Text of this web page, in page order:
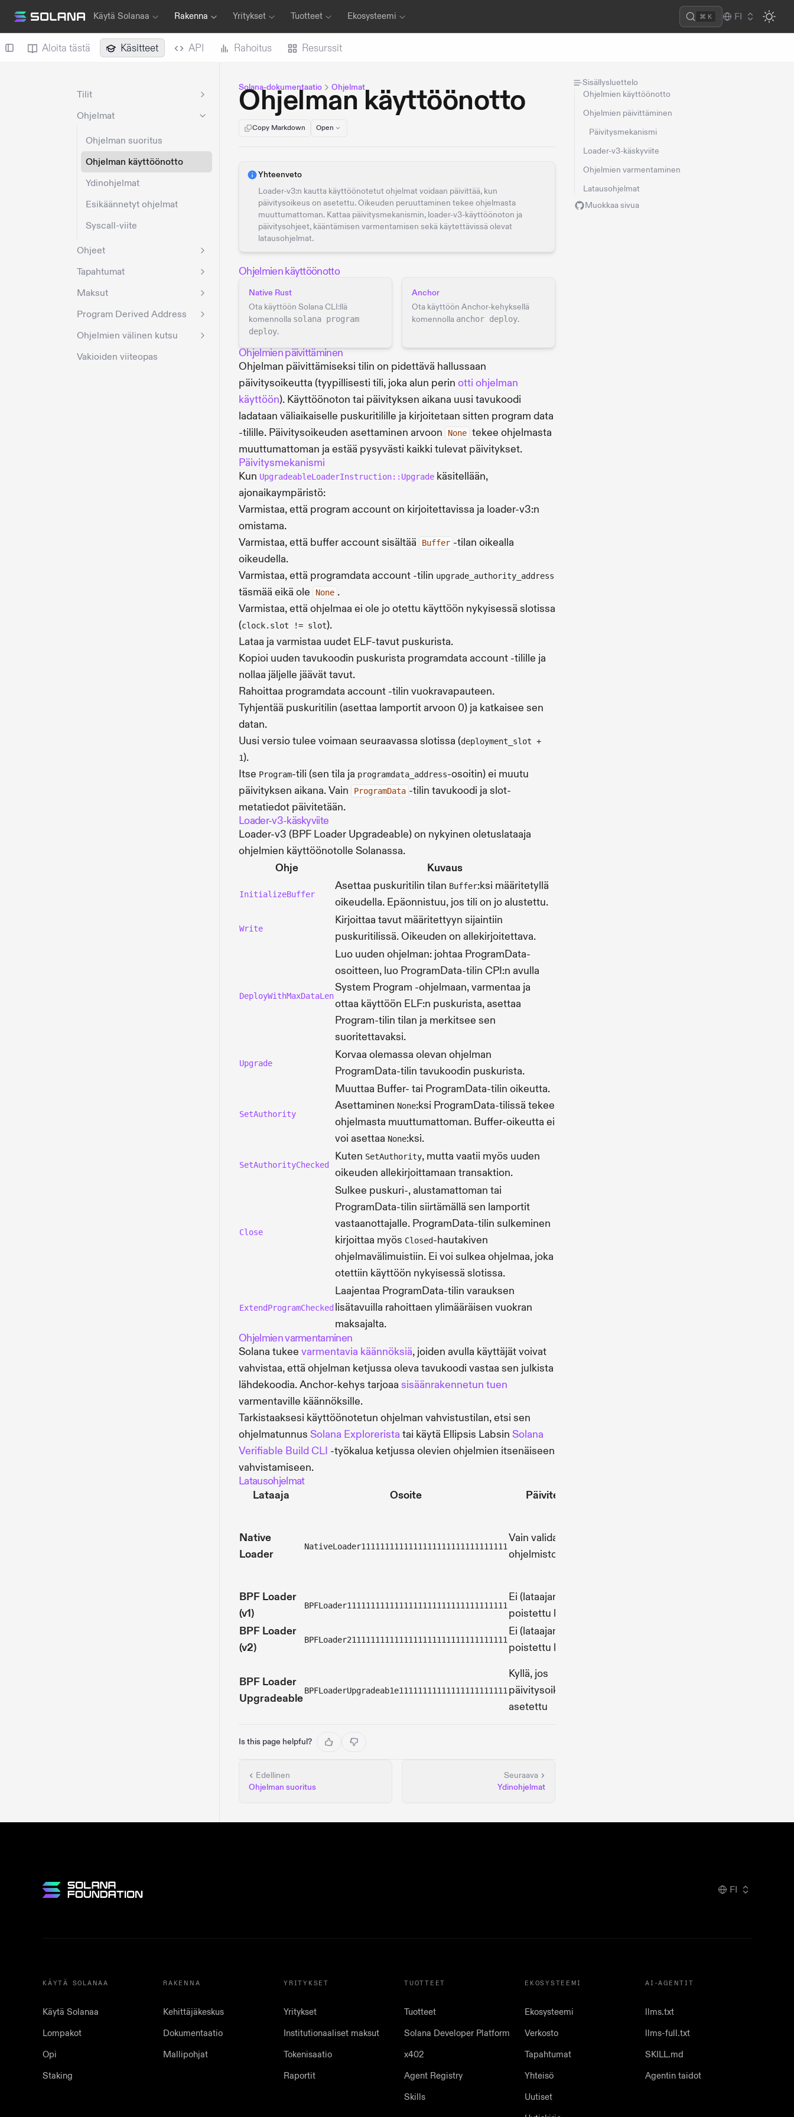
Käytä Solanaa Rakenna Yritykset Tuotteet Ekosysteemi ⌘ K FI
Aloita tästä Käsitteet API Rahoitus Resurssit
Tilit
Ohjelmat
Ohjelman suoritus
Ohjelman käyttöönotto
Ydinohjelmat
Esikäännetyt ohjelmat
Syscall-viite
Ohjeet
Tapahtumat
Maksut
Program Derived Address
Ohjelmien välinen kutsu
Vakioiden viiteopas
Solana-dokumentaatio Ohjelmat
Ohjelman käyttöönotto
Copy Markdown Open
Yhteenveto
Loader-v3:n kautta käyttöönotetut ohjelmat voidaan päivittää, kun
päivitysoikeus on asetettu. Oikeuden peruuttaminen tekee ohjelmasta
muuttumattoman. Kattaa päivitysmekanismin, loader-v3-käyttöönoton ja
päivitysohjeet, kääntämisen varmentamisen sekä käytettävissä olevat
latausohjelmat.
Ohjelmien käyttöönotto
Native Rust
Ota käyttöön Solana CLI:llä
komennolla solana program
deploy.
Anchor
Ota käyttöön Anchor-kehyksellä
komennolla anchor deploy.
Ohjelmien päivittäminen
Ohjelman päivittämiseksi tilin on pidettävä hallussaan
päivitysoikeutta (tyypillisesti tili, joka alun perin otti ohjelman
käyttöön). Käyttöönoton tai päivityksen aikana uusi tavukoodi
ladataan väliaikaiselle puskuritilille ja kirjoitetaan sitten program data
-tilille. Päivitysoikeuden asettaminen arvoon
None tekee ohjelmasta
muuttumattoman ja estää pysyvästi kaikki tulevat päivitykset.
Päivitysmekanismi
Kun UpgradeableLoaderInstruction::Upgrade käsitellään,
ajonaikaympäristö:
Varmistaa, että program account on kirjoitettavissa ja loader-v3:n
omistama.
Varmistaa, että buffer account sisältää
Buffer -tilan oikealla
oikeudella.
Varmistaa, että programdata account -tilin upgrade_authority_address
täsmää eikä ole None .
Varmistaa, että ohjelmaa ei ole jo otettu käyttöön nykyisessä slotissa
(clock.slot != slot).
Lataa ja varmistaa uudet ELF-tavut puskurista.
Kopioi uuden tavukoodin puskurista programdata account -tilille ja
nollaa jäljelle jäävät tavut.
Rahoittaa programdata account -tilin vuokravapauteen.
Tyhjentää puskuritilin (asettaa lamportit arvoon 0) ja katkaisee sen
datan.
Uusi versio tulee voimaan seuraavassa slotissa (deployment_slot +
1).
Itse Program-tili (sen tila ja programdata_address-osoitin) ei muutu
päivityksen aikana. Vain
ProgramData -tilin tavukoodi ja slot-
metatiedot päivitetään.
Loader-v3-käskyviite
Loader-v3 (BPF Loader Upgradeable) on nykyinen oletuslataaja
ohjelmien käyttöönotolle Solanassa.
Ohje
Kuvaus
InitializeBuffer
Asettaa puskuritilin tilan Buffer:ksi määritetyllä
oikeudella. Epäonnistuu, jos tili on jo alustettu.
Write
Kirjoittaa tavut määritettyyn sijaintiin
puskuritilissä. Oikeuden on allekirjoitettava.
DeployWithMaxDataLen
Luo uuden ohjelman: johtaa ProgramData-
osoitteen, luo ProgramData-tilin CPI:n avulla
System Program -ohjelmaan, varmentaa ja
ottaa käyttöön ELF:n puskurista, asettaa
Program-tilin tilan ja merkitsee sen
suoritettavaksi.
Upgrade
Korvaa olemassa olevan ohjelman
ProgramData-tilin tavukoodin puskurista.
SetAuthority
Muuttaa Buffer- tai ProgramData-tilin oikeutta.
Asettaminen None:ksi ProgramData-tilissä tekee
ohjelmasta muuttumattoman. Buffer-oikeutta ei
voi asettaa None:ksi.
SetAuthorityChecked
Kuten SetAuthority, mutta vaatii myös uuden
oikeuden allekirjoittamaan transaktion.
Close
Sulkee puskuri-, alustamattoman tai
ProgramData-tilin siirtämällä sen lamportit
vastaanottajalle. ProgramData-tilin sulkeminen
kirjoittaa myös Closed-hautakiven
ohjelmavälimuistiin. Ei voi sulkea ohjelmaa, joka
otettiin käyttöön nykyisessä slotissa.
ExtendProgramChecked
Laajentaa ProgramData-tilin varauksen
lisätavuilla rahoittaen ylimääräisen vuokran
maksajalta.
Ohjelmien varmentaminen
Solana tukee varmentavia käännöksiä, joiden avulla käyttäjät voivat
vahvistaa, että ohjelman ketjussa oleva tavukoodi vastaa sen julkista
lähdekoodia. Anchor-kehys tarjoaa sisäänrakennetun tuen
varmentaville käännöksille.
Tarkistaaksesi käyttöönotetun ohjelman vahvistustilan, etsi sen
ohjelmatunnus Solana Explorerista tai käytä Ellipsis Labsin Solana
Verifiable Build CLI -työkalua ketjussa olevien ohjelmien itsenäiseen
vahvistamiseen.
Latausohjelmat
Lataaja
Osoite Päivitettävissä
Native
Loader
NativeLoader1111111111111111111111111111111
Vain validaattorin
ohjelmistopäivityksellä
BPF Loader
(v1)
BPFLoader1111111111111111111111111111111111
Ei (lataajan hallinta
poistettu käytöstä)
BPF Loader
(v2)
BPFLoader2111111111111111111111111111111111
Ei (lataajan hallinta
poistettu käytöstä)
BPF Loader
Upgradeable
BPFLoaderUpgradeab1e11111111111111111111111
Kyllä, jos
päivitysoikeus on
asetettu
Is this page helpful?
Edellinen
Ohjelman suoritus
Seuraava
Ydinohjelmat
Sisällysluettelo
Ohjelmien käyttöönotto
Ohjelmien päivittäminen
Päivitysmekanismi
Loader-v3-käskyviite
Ohjelmien varmentaminen
Latausohjelmat
Muokkaa sivua
FI
KÄYTÄ SOLANAA
Käytä Solanaa
Lompakot
Opi
Staking
RAKENNA
Kehittäjäkeskus
Dokumentaatio
Mallipohjat
YRITYKSET
Yritykset
Institutionaaliset maksut
Tokenisaatio
Raportit
TUOTTEET
Tuotteet
Solana Developer Platform
x402
Agent Registry
Skills
EKOSYSTEEMI
Ekosysteemi
Verkosto
Tapahtumat
Yhteisö
Uutiset
AI-AGENTIT
llms.txt
llms-full.txt
SKILL.md
Agentin taidot